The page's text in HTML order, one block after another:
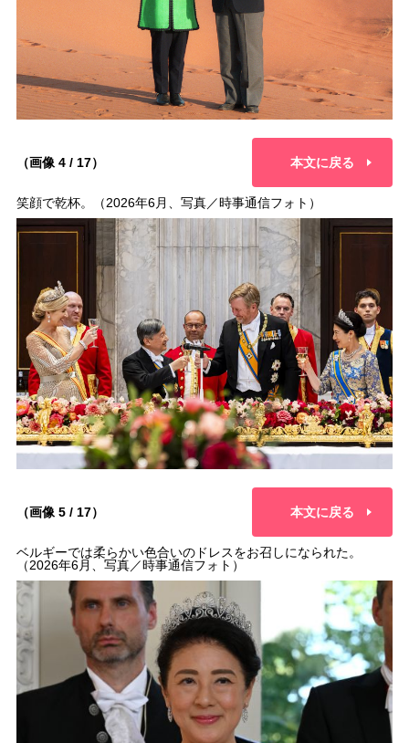
（画像 4 / 17） 本文に戻る
笑顔で乾杯。（2026年6月、写真／時事通信フォト）
（画像 5 / 17） 本文に戻る
ベルギーでは柔らかい色合いのドレスをお召しになられた。
（2026年6月、写真／時事通信フォト）